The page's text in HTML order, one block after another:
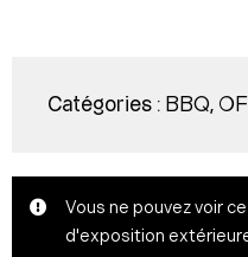
Catégories : BBQ,
Vous ne pouvez voir
d'exposition